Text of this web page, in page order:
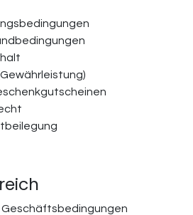
Geschäftsbedingungen